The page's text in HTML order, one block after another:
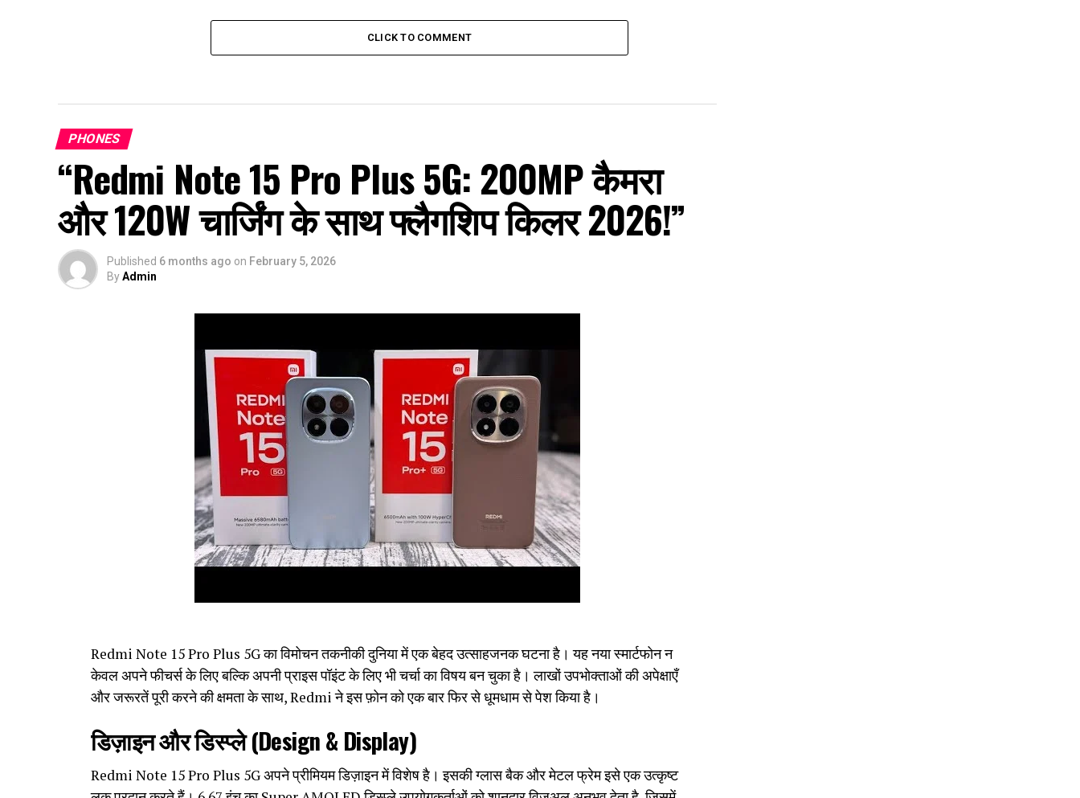
CLICK TO COMMENT
PHONES
“Redmi Note 15 Pro Plus 5G: 200MP कैमरा
और 120W चार्जिंग के साथ फ्लैगशिप किलर 2026!”
Published 6 months ago on February 5, 2026
ByAdmin
Redmi Note 15 Pro Plus 5G का विमोचन तकनीकी दुनिया में एक बेहद उत्साहजनक घटना है। यह नया स्मार्टफोन न
केवल अपने फीचर्स के लिए बल्कि अपनी प्राइस पॉइंट के लिए भी चर्चा का विषय बन चुका है। लाखों उपभोक्ताओं की अपेक्षाएँ
और जरूरतें पूरी करने की क्षमता के साथ, Redmi ने इस फ़ोन को एक बार फिर से धूमधाम से पेश किया है।
डिज़ाइन और डिस्प्ले (Design & Display)
Redmi Note 15 Pro Plus 5G अपने प्रीमियम डिज़ाइन में विशेष है। इसकी ग्लास बैक और मेटल फ्रेम इसे एक उत्कृष्ट